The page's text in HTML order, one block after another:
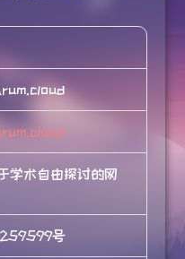
学术自由探讨的网
号